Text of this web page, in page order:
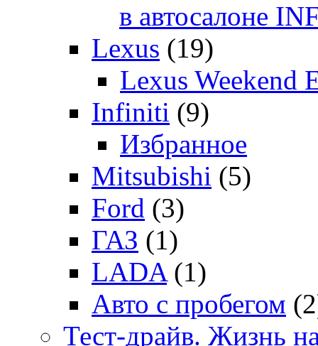
в автосалоне
Lexus (19)
Lexus Weekend
Infiniti (9)
Избранное
Mitsubishi (5)
Ford (3)
ГАЗ (1)
LADA (1)
Авто с пробегом
Тест-драйв. Жизнь